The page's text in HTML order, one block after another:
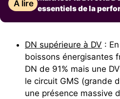
À lire
essentiels de la
DN supérieure à DV :
boissons énergisantes
DN de 91% mais une
le circuit GMS (grande
une présence massive